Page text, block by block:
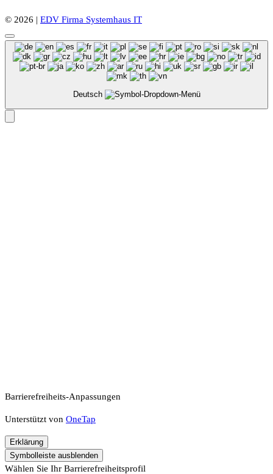
© 2026 | EDV Firma Systemhaus IT
Deutsch
Barrierefreiheits-Anpassungen
Unterstützt von OneTap
Erklärung
Symbolleiste ausblenden
Wählen Sie Ihr Barrierefreiheitsprofil